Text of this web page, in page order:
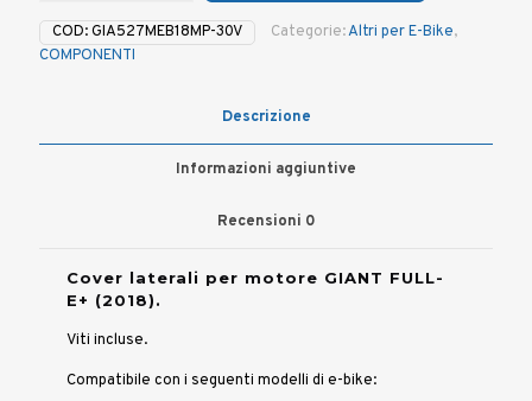
GIANT
FULL-
E+
COD:GIA527MEB18MP-30V Categorie:Altri per E-Bike,
COMPONENTI
Descrizione
Informazioni aggiuntive
Recensioni 0
Cover laterali per motore GIANT FULL-
E+ (2018).
Viti incluse.
Compatibile con i seguenti modelli di e-bike: